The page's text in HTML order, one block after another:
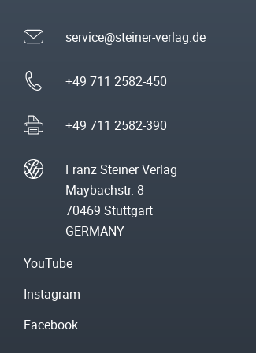
service@steiner-verlag.de
+49 711 2582-450
+49 711 2582-390
Franz Steiner Verlag
Maybachstr. 8
70469 Stuttgart
GERMANY
YouTube
Instagram
Facebook